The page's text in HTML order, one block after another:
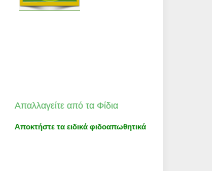
Απαλλαγείτε από τα Φίδια
Αποκτήστε τα ειδικά φιδοαπωθητικά